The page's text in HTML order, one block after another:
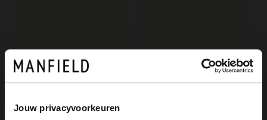
Jouw privacyvoorkeuren